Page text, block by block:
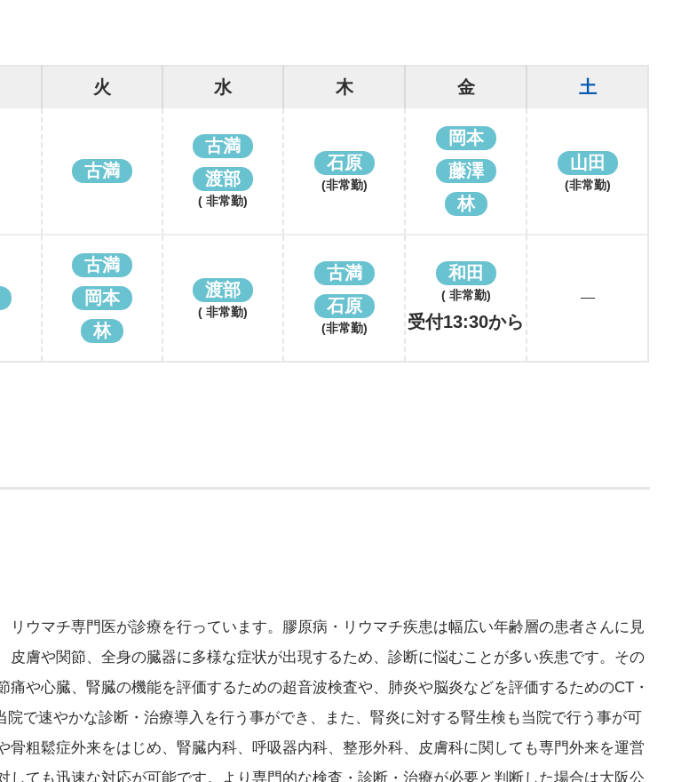
火 水 木 金 土
古満
古満
渡部
( 非常勤)
石原
(非常勤)
岡本
藤澤
林
山田
(非常勤)
古満
岡本
林
渡部
( 非常勤)
古満
石原
(非常勤)
和田
( 非常勤)
受付13:30から
リウマチ専門医が診療を行っています。膠原病・リウマチ疾患は幅広い年齢層の患者さんに見
皮膚や関節、全身の臓器に多様な症状が出現するため、診断に悩むことが多い疾患です。その
痛や心臓、腎臓の機能を評価するための超音波検査や、肺炎や脳炎などを評価するためのCT・
院で速やかな診断・治療導入を行う事ができ、また、腎炎に対する腎生検も当院で行う事が可
骨粗鬆症外来をはじめ、腎臓内科、呼吸器内科、整形外科、皮膚科に関しても専門外来を運営
しても迅速な対応が可能です。より専門的な検査・診断・治療が必要と判断した場合は大阪公